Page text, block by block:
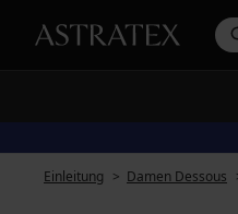
Einleitung Damen Dessous